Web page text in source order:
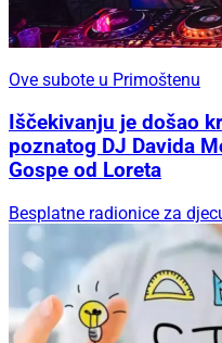
Ove subote u Primoštenu
Iščekivanju je došao
poznatog DJ Davida
Gospe od Loreta
Besplatne radionice za